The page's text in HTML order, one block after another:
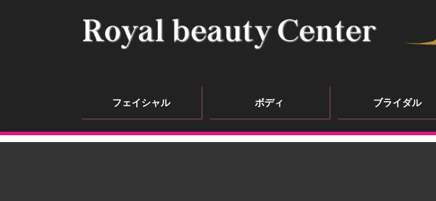
フェイシャル ボディ ブライダル